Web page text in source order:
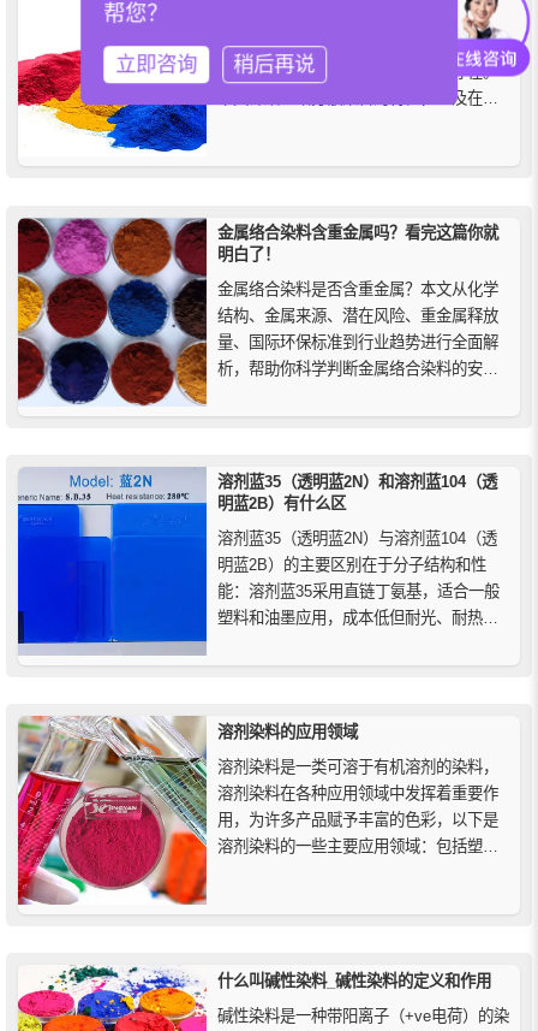
分散染料是一类水溶性极低的非离子染
料，与酸性染料、活性染料等可溶性染料
不同，其在染浴中以微细分散状态存在。
本文详细介绍分散染料的特性，以及在聚
金属络合染料含重金属吗？看完这篇你就
明白了！
金属络合染料是否含重金属？本文从化学
结构、金属来源、潜在风险、重金属释放
量、国际环保标准到行业趋势进行全面解
析，帮助你科学判断金属络合染料的安全
溶剂蓝35（透明蓝2N）和溶剂蓝104（透
明蓝2B）有什么区
溶剂蓝35（透明蓝2N）与溶剂蓝104（透
明蓝2B）的主要区别在于分子结构和性
能：溶剂蓝35采用直链丁氨基，适合一般
塑料和油墨应用，成本低但耐光、耐热及
胺基，耐光性、耐热性和抗迁移性显著增
详细解析两者差异，助力精准选型。
溶剂染料的应用领域
溶剂染料是一类可溶于有机溶剂的染料，
溶剂染料在各种应用领域中发挥着重要作
用，为许多产品赋予丰富的色彩，以下是
溶剂染料的一些主要应用领域：包括塑料
什么叫碱性染料_碱性染料的定义和作用
碱性染料是一种带阳离子（+ve电荷）的染
帮您？
立即咨询 稍后再说